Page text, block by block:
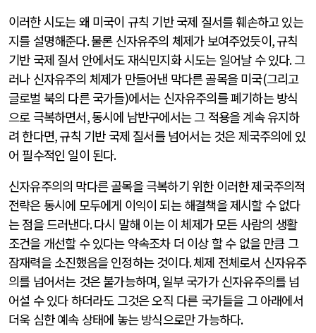
이러한 시도는 왜 미국이 규칙 기반 국제 질서를 훼손하고 있는
지를 설명해준다.물론 신자유주의 체제가 보여주었듯이,규칙
기반 국제 질서 안에서도 재식민지화 시도는 일어날 수 있다.그
러나 신자유주의 체제가 만들어낸 막다른 골목을 미국(그리고
글로벌 북의 다른 국가들)에서는 신자유주의를 폐기하는 방식
으로 극복하면서,동시에 남반구에서는 그 적용을 계속 유지하
려 한다면,규칙 기반 국제 질서를 넘어서는 것은 제국주의에 있
어 필수적인 일이 된다.
신자유주의의 막다른 골목을 극복하기 위한 이러한 제국주의적
전략은 동시에 모두에게 이익이 되는 해결책을 제시할 수 없다
는 점을 드러낸다.다시 말해 이는 이 체제가 모든 사람의 생활
조건을 개선할 수 있다는 약속조차 더 이상 할 수 없을 만큼 그
잠재력을 소진했음을 인정하는 것이다.체제 전체로서 신자유주
의를 넘어서는 것은 불가능하며, 일부 국가가 신자유주의를 넘
어설 수 있다 하더라도 그것은 오직 다른 국가들을 그 아래에서
더욱 심한 예속 상태에 놓는 방식으로만 가능하다.